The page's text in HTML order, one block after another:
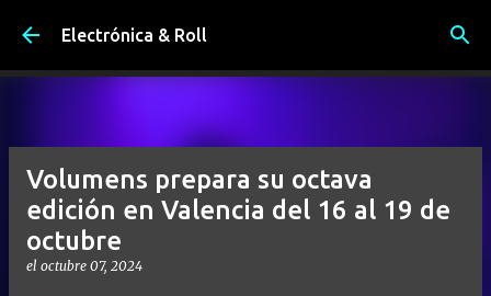
Ir al contenido principal
Electrónica & Roll
Volumens prepara su octava
edición en Valencia del 16 al 19 de
octubre
el octubre 07, 2024